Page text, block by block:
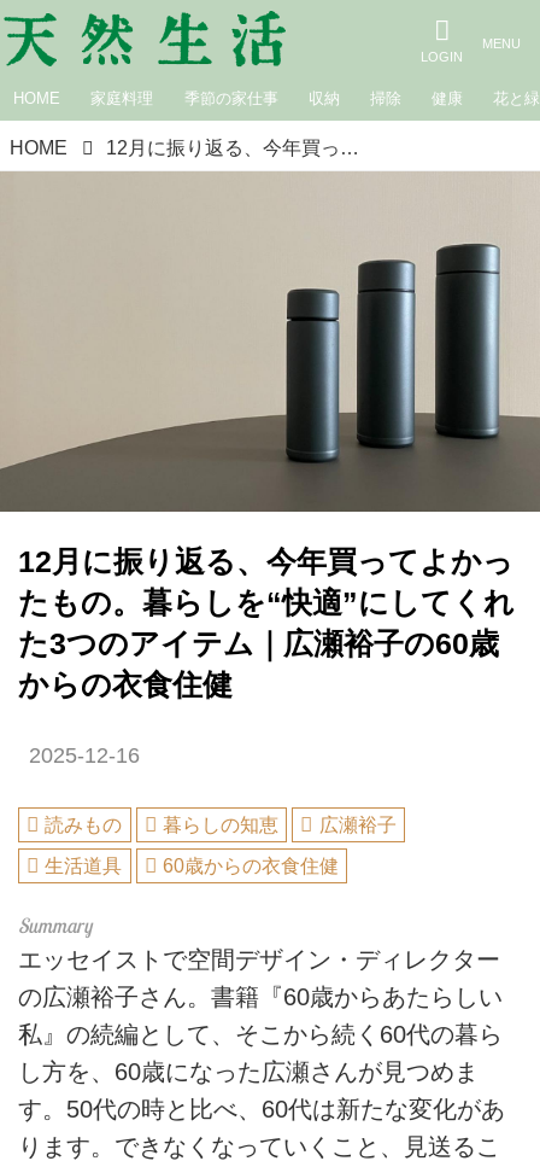
HOME 家庭料理 季節の家仕事 収納 掃除 健康 花と緑
HOME 12月に振り返る、今年買ってよかったもの。暮らしを“快適”にしてくれた3つのアイテム｜広瀬裕子の60歳からの衣食住健
12月に振り返る、今年買ってよかっ
たもの。暮らしを“快適”にしてくれ
た3つのアイテム｜広瀬裕子の60歳
からの衣食住健
2025-12-16
読みもの 暮らしの知恵
広瀬裕子
生活道具
60歳からの衣食住健
エッセイストで空間デザイン・ディレクター
の広瀬裕子さん。書籍『60歳からあたらしい
私』の続編として、そこから続く60代の暮ら
し方を、60歳になった広瀬さんが見つめま
す。50代の時と比べ、60代は新たな変化があ
ります。できなくなっていくこと、見送るこ